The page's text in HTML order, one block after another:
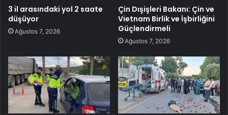
3 il arasındaki yol 2 saate
düşüyor
Ağustos 7, 2026
Çin Dışişleri Bakanı: Çin ve
Vietnam Birlik ve İşbirliğini
Güçlendirmeli
Ağustos 7, 2026